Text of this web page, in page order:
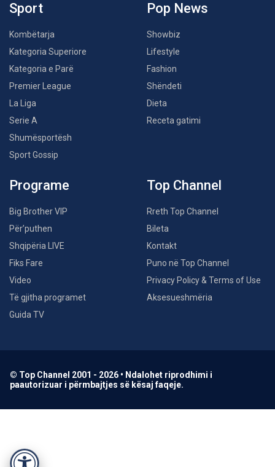
Sport
Kombëtarja
Kategoria Superiore
Kategoria e Parë
Premier League
La Liga
Serie A
Shumësportësh
Sport Gossip
Pop News
Showbiz
Lifestyle
Fashion
Shëndeti
Dieta
Receta gatimi
Programe
Big Brother VIP
Për’puthen
Shqipëria LIVE
Fiks Fare
Video
Të gjitha programet
Guida TV
Top Channel
Rreth Top Channel
Bileta
Kontakt
Puno në Top Channel
Privacy Policy & Terms of Use
Aksesueshmëria
© Top Channel 2001 - 2026 • Ndalohet riprodhimi i
paautorizuar i përmbajtjes së kësaj faqeje.